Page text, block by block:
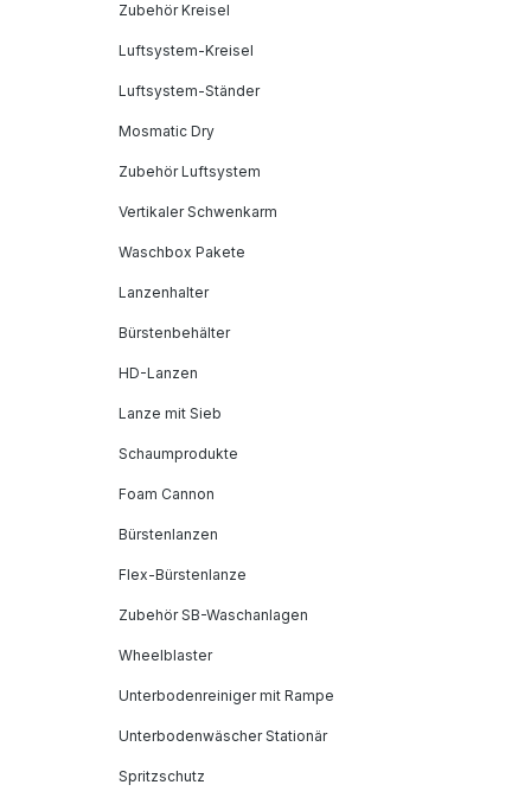
Zubehör Kreisel
Luftsystem-Kreisel
Luftsystem-Ständer
Mosmatic Dry
Zubehör Luftsystem
Vertikaler Schwenkarm
Waschbox Pakete
Lanzenhalter
Bürstenbehälter
HD-Lanzen
Lanze mit Sieb
Schaumprodukte
Foam Cannon
Bürstenlanzen
Flex-Bürstenlanze
Zubehör SB-Waschanlagen
Wheelblaster
Unterbodenreiniger mit Rampe
Unterbodenwäscher Stationär
Spritzschutz